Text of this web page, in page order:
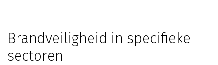
Brandveiligheid in specifieke
sectoren